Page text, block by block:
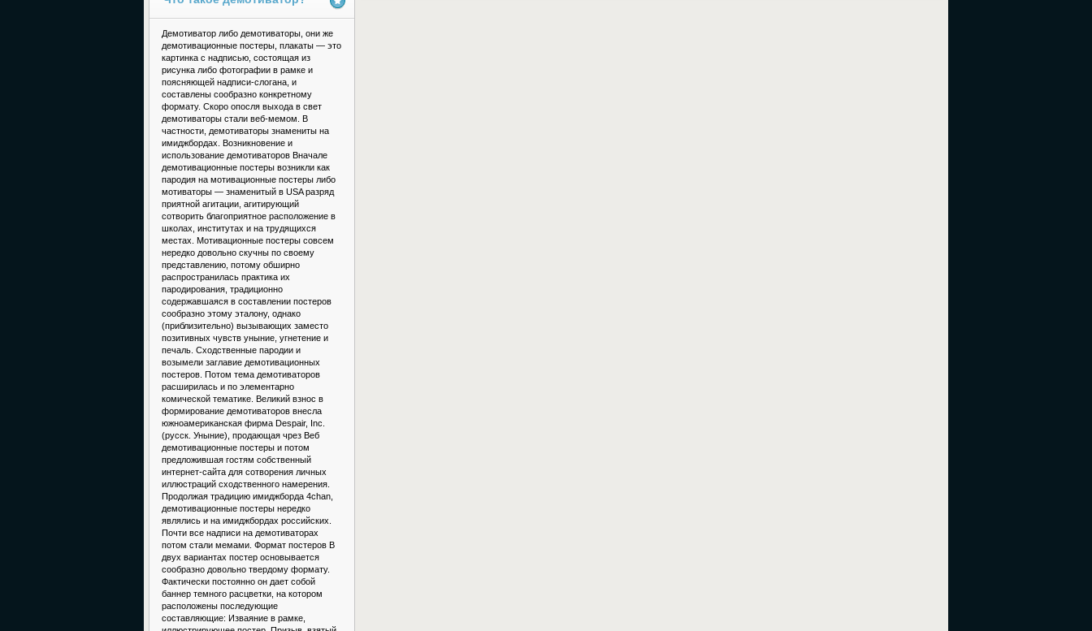
Демотиватор либо демотиваторы, они же
демотивационные постеры, плакаты — это
картинка с надписью, состоящая из
рисунка либо фотографии в рамке и
поясняющей надписи-слогана, и
составлены сообразно конкретному
формату. Скоро опосля выхода в свет
демотиваторы стали веб-мемом. В
частности, демотиваторы знамениты на
имиджбордах. Возникновение и
использование демотиваторов Вначале
демотивационные постеры возникли как
пародия на мотивационные постеры либо
мотиваторы — знаменитый в USA разряд
приятной агитации, агитирующий
сотворить благоприятное расположение в
школах, институтах и на трудящихся
местах. Мотивационные постеры совсем
нередко довольно скучны по своему
представлению, потому обширно
распространилась практика их
пародирования, традиционно
содержавшаяся в составлении постеров
сообразно этому эталону, однако
(приблизительно) вызывающих заместо
позитивных чувств уныние, угнетение и
печаль. Сходственные пародии и
возымели заглавие демотивационных
постеров. Потом тема демотиваторов
расширилась и по элементарно
комической тематике. Великий взнос в
формирование демотиваторов внесла
южноамериканская фирма Despair, Inc.
(русск. Уныние), продающая чрез Веб
демотивационные постеры и потом
предложившая гостям собственный
интернет-сайта для сотворения личных
иллюстраций сходственного намерения.
Продолжая традицию имиджборда 4chan,
демотивационные постеры нередко
являлись и на имиджбордах российских.
Почти все надписи на демотиваторах
потом стали мемами. Формат постеров В
двух вариантах постер основывается
сообразно довольно твердому формату.
Фактически постоянно он дает собой
баннер темного расцветки, на котором
расположены последующие
составляющие: Изваяние в рамке,